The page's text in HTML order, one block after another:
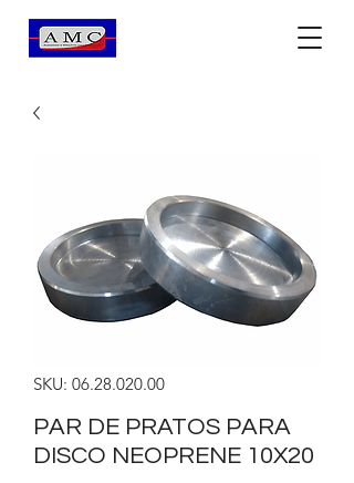
SKU: 06.28.020.00
PAR DE PRATOS PARA
DISCO NEOPRENE 10X20